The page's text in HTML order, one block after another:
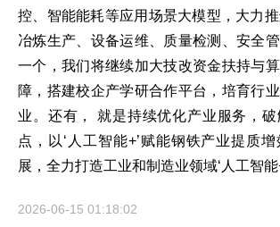
控、智能能耗等应用场景大模型，大力推
冶炼生产、设备运维、质量检测、安全
一个，我们将继续加大技改资金扶持与
障，搭建校企产学研合作平台，培育行
业。还有， 就是持续优化产业服务，
点，以‘人工智能+’赋能钢铁产业提质
展，全力打造工业和制造业领域‘人工智能
2026-06-15 01:18:02